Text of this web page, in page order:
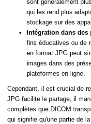
sont généralement
qui les rend plus
stockage sur des
Intégration dans
fins éducatives ou de
en format JPG peut
images dans des
plateformes en ligne.
Cependant, il est crucial de
JPG facilite le partage, il
complètes que DICOM
qui signifie qu'une partie de